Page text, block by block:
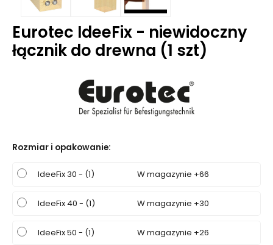
Eurotec IdeeFix - niewidoczny
łącznik do drewna (1 szt)
Rozmiar i opakowanie:
IdeeFix 30 - (1) W magazynie +66
IdeeFix 40 - (1) W magazynie +30
IdeeFix 50 - (1) W magazynie +26